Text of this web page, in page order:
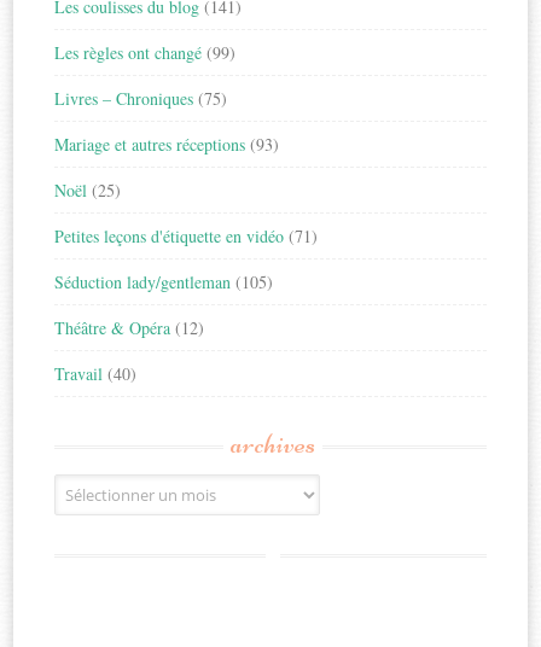
Les coulisses du blog (141)
Les règles ont changé (99)
Livres – Chroniques (75)
Mariage et autres réceptions (93)
Noël (25)
Petites leçons d'étiquette en vidéo (71)
Séduction lady/gentleman (105)
Théâtre & Opéra (12)
Travail (40)
archives
Archives